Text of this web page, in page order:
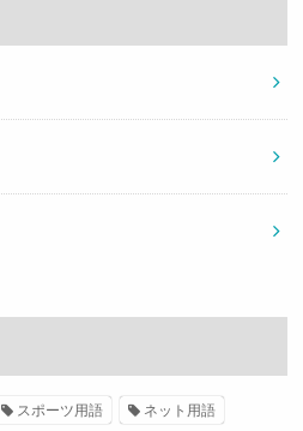
スポーツ用語 ネット用語